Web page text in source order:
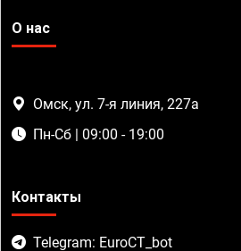
О нас
Омск, ул. 7-я линия, 227а
Пн-Сб | 09:00 - 19:00
Контакты
Telegram: EuroCT_bot